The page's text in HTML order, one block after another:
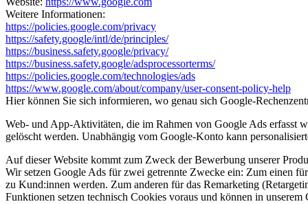
Weitere Informationen:
https://policies.google.com/privacy
https://safety.google/intl/de/principles/
https://business.safety.google/privacy/
https://business.safety.google/adsprocessorterms/
https://policies.google.com/technologies/ads
https://www.google.com/about/company/user-consent-policy-help
Hier können Sie sich informieren, wo genau sich Google-
Web- und App-Aktivitäten, die im Rahmen von Google Ads erfasst
gelöscht werden. Unabhängig vom Google-Konto kann
Auf dieser Website kommt zum Zweck der Bewerbung unserer
Wir setzen Google Ads für zwei getrennte Zwecke ein: Zum einen
zu Kund:innen werden. Zum anderen für das Remarketing
Funktionen setzen technisch Cookies voraus und können in